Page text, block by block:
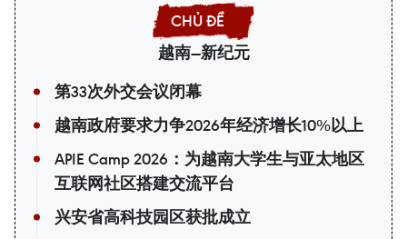
越南—新纪元
第33次外交会议闭幕
越南政府要求力争2026年经济增长10%以上
APIE Camp 2026：为越南大学生与亚太地区
互联网社区搭建交流平台
兴安省高科技园区获批成立